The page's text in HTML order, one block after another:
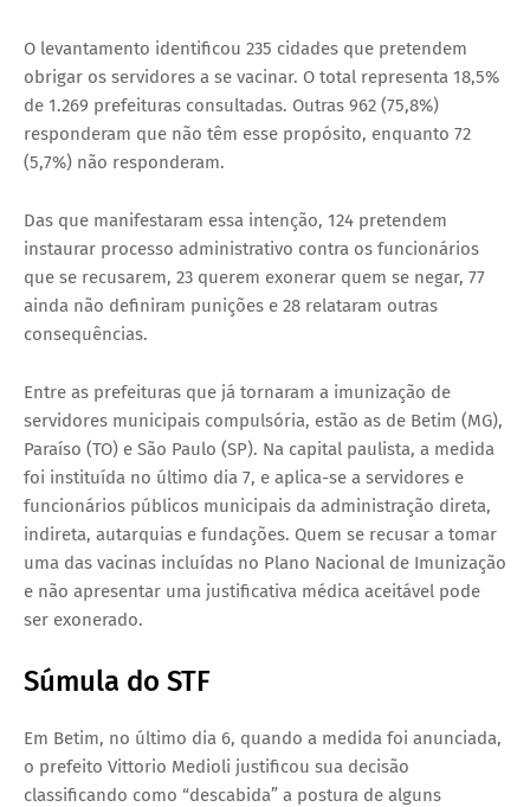
O levantamento identificou 235 cidades que pretendem
obrigar os servidores a se vacinar. O total representa 18,5%
de 1.269 prefeituras consultadas. Outras 962 (75,8%)
responderam que não têm esse propósito, enquanto 72
(5,7%) não responderam.
Das que manifestaram essa intenção, 124 pretendem
instaurar processo administrativo contra os funcionários
que se recusarem, 23 querem exonerar quem se negar, 77
ainda não definiram punições e 28 relataram outras
consequências.
Entre as prefeituras que já tornaram a imunização de
servidores municipais compulsória, estão as de Betim (MG),
Paraíso (TO) e São Paulo (SP). Na capital paulista, a medida
foi instituída no último dia 7, e aplica-se a servidores e
funcionários públicos municipais da administração direta,
indireta, autarquias e fundações. Quem se recusar a tomar
uma das vacinas incluídas no Plano Nacional de Imunização
e não apresentar uma justificativa médica aceitável pode
ser exonerado.
Súmula do STF
Em Betim, no último dia 6, quando a medida foi anunciada,
o prefeito Vittorio Medioli justificou sua decisão
classificando como “descabida” a postura de alguns